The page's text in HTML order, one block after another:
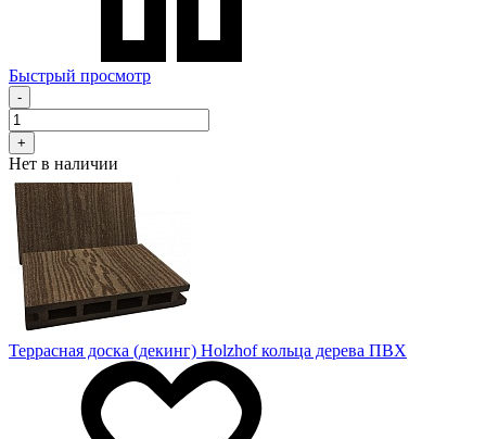
Быстрый просмотр
-
+
Нет в наличии
Террасная доска (декинг) Holzhof кольца дерева ПВХ